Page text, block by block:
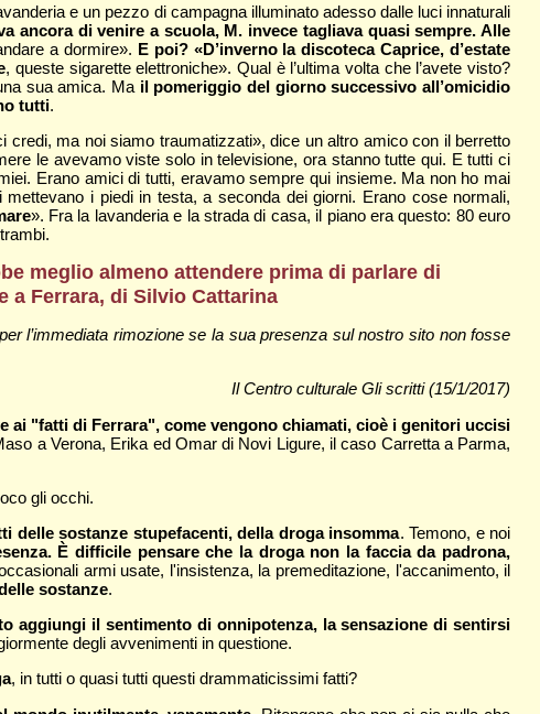
e un pezzo di campagna illuminato adesso dalle luci innaturali
ancora di venire a scuola, M. invece tagliava quasi sempre. Alle
a dormire». E poi? «D’inverno la discoteca Caprice, d’estate
, queste sigarette elettroniche». Qual è l’ultima volta che l’avete visto?
sua amica. Ma il pomeriggio del giorno successivo all’omicidio
tutti.
ma noi siamo traumatizzati», dice un altro amico con il berretto
le avevamo viste solo in televisione, ora stanno tutte qui. E tutti ci
Erano amici di tutti, eravamo sempre qui insieme. Ma non ho mai
i piedi in testa, a seconda dei giorni. Erano cose normali,
». Fra la lavanderia e la strada di casa, il piano era questo: 80 euro
meglio almeno attendere prima di parlare di
a Ferrara, di Silvio Cattarina
l’immediata rimozione se la sua presenza sul nostro sito non fosse
Il Centro culturale Gli scritti (15/1/2017)
ai "fatti di Ferrara", come vengono chiamati, cioè i genitori uccisi
a Verona, Erika ed Omar di Novi Ligure, il caso Carretta a Parma,
gli occhi.
sostanze stupefacenti, della droga insomma. Temono, e noi
È difficile pensare che la droga non la faccia da padrona,
armi usate, l'insistenza, la premeditazione, l'accanimento, il
sostanze.
aggiungi il sentimento di onnipotenza, la sensazione di sentirsi
degli avvenimenti in questione.
, in tutti o quasi tutti questi drammaticissimi fatti?